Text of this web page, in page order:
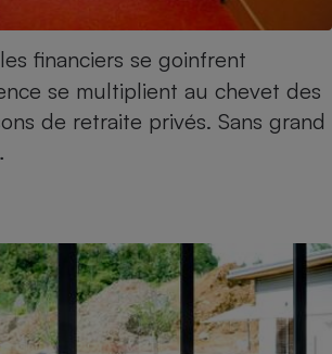
financiers se goinfrent
se multiplient au chevet des
de retraite privés. Sans grand